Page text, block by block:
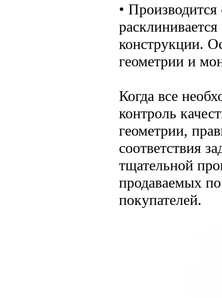
•
конструкции.
геометрии и
Когда все
контроль
геометрии,
соответствия
тщательной
продаваемых
покупателей.